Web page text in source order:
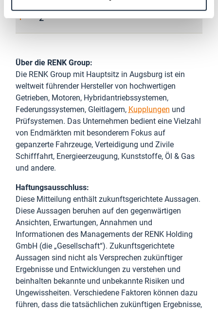
2
Über die RENK Group:
Die RENK Group mit Hauptsitz in Augsburg ist ein
weltweit führender Hersteller von hochwertigen
Getrieben, Motoren, Hybridantriebssystemen,
Federungssystemen, Gleitlagern, Kupplungen und
Prüfsystemen. Das Unternehmen bedient eine Vielzahl
von Endmärkten mit besonderem Fokus auf
gepanzerte Fahrzeuge, Verteidigung und Zivile
Schifffahrt, Energieerzeugung, Kunststoffe, Öl & Gas
und andere.
Haftungsausschluss:
Diese Mitteilung enthält zukunftsgerichtete Aussagen.
Diese Aussagen beruhen auf den gegenwärtigen
Ansichten, Erwartungen, Annahmen und
Informationen des Managements der RENK Holding
GmbH (die „Gesellschaft“). Zukunftsgerichtete
Aussagen sind nicht als Versprechen zukünftiger
Ergebnisse und Entwicklungen zu verstehen und
beinhalten bekannte und unbekannte Risiken und
Ungewissheiten. Verschiedene Faktoren können dazu
führen, dass die tatsächlichen zukünftigen Ergebnisse,